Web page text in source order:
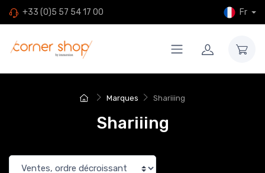
+33 (0)5 57 54 17 00 Fr
Marques Shariiing
Shariiing